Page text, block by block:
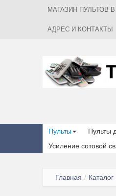
МАГАЗИН ПУЛЬТОВ
АДРЕС И КОНТАКТЫ
Пульты Пульты
Усиление сотовой
Главная / Каталог